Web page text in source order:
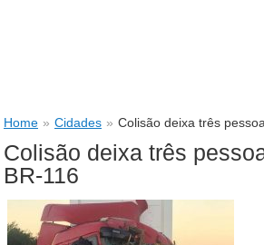
Home » Cidades » Colisão deixa três
Colisão deixa três
BR-116